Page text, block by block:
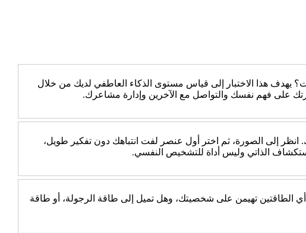
هذا الاختبار إلى قياس مستوى الذكاء العاطفي لديك من خلال
على فهم نفسك والتواصل مع الآخرين وإدارة مشاعرك.
إلى الصورة، ثم اختر أول عنصر لفت انتباهك دون تفكير طويل،
الذاتي وليس أداة للتشخيص النفسي.
والحدس؟ أجب عن 10 أسئلة بسيطة، ثم اكتشف أي الطاقتين تهيمن على شخصيتك، وهل تميل إلى طاقة الرجولة، أو طاقة